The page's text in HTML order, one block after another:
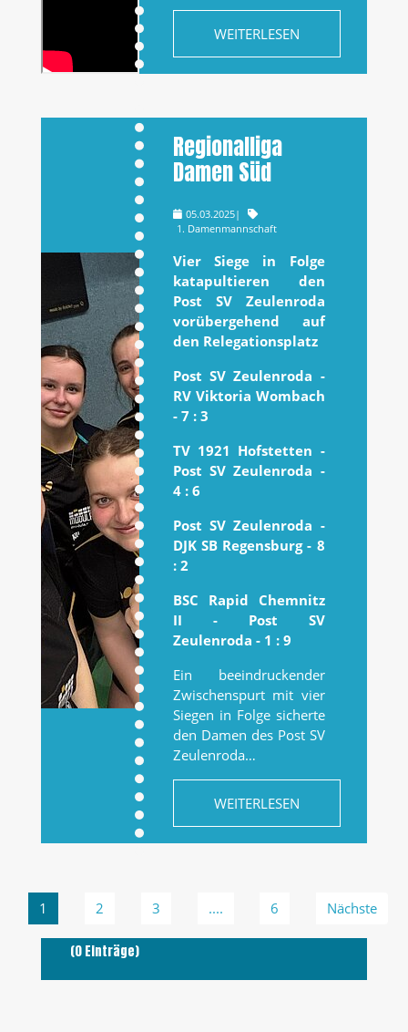
WEITERLESEN
Regionalliga
Damen Süd
05.03.2025|
1. Damenmannschaft
Vier Siege in Folge
katapultieren den
Post SV Zeulenroda
vorübergehend auf
den Relegationsplatz
Post SV Zeulenroda -
RV Viktoria Wombach
- 7 : 3
TV 1921 Hofstetten -
Post SV Zeulenroda -
4 : 6
Post SV Zeulenroda -
DJK SB Regensburg - 8
: 2
BSC Rapid Chemnitz
II - Post SV
Zeulenroda - 1 : 9
Ein beeindruckender
Zwischenspurt mit vier
Siegen in Folge sicherte
den Damen des Post SV
Zeulenroda…
WEITERLESEN
1 2 3 .... 6 Nächste
(0 Einträge)